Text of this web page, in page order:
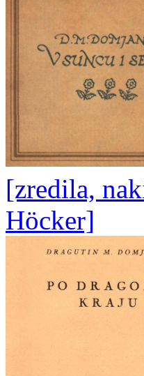
[zredila,
Höcker]